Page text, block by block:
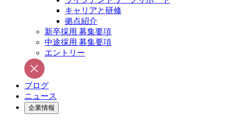
キャリアと研修
拠点紹介
新卒採用 募集要項
中途採用 募集要項
エントリー
ブログ
ニュース
企業情報